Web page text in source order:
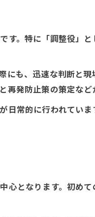
す。特に「調整役」
にも、迅速な判断と
発防止策の策定など
日常的に行われていま
心となります。初め